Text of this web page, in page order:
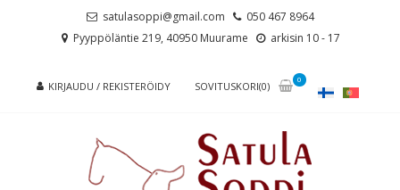
satulasoppi@gmail.com
050 467 8964
Pyyppöläntie 219, 40950 Muurame
arkisin 10 - 17
KIRJAUDU / REKISTERÖIDY SOVITUSKORI(0)
0